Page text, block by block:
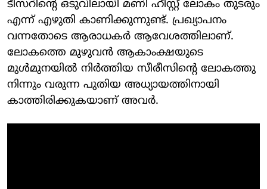
ടീസറിന്റെ ഒടുവിലായി മണി ഹീസ്റ്റ് ലോകം തുടരും
എന്ന് എഴുതി കാണിക്കുന്നുണ്ട്. പ്രഖ്യാപനം
വന്നതോടെ ആരാധകര്‍ ആവേശത്തിലാണ്.
ലോകത്തെ മുഴുവന്‍ ആകാംക്ഷയുടെ
മുള്‍മുനയില്‍ നിര്‍ത്തിയ സീരീസിന്റെ ലോകത്തു
നിന്നും വരുന്ന പുതിയ അധ്യായത്തിനായി
കാത്തിരിക്കുകയാണ് അവര്‍.